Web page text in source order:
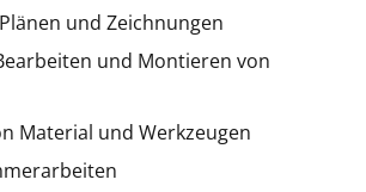
und Zeichnungen
und Montieren von
Material und Werkzeugen